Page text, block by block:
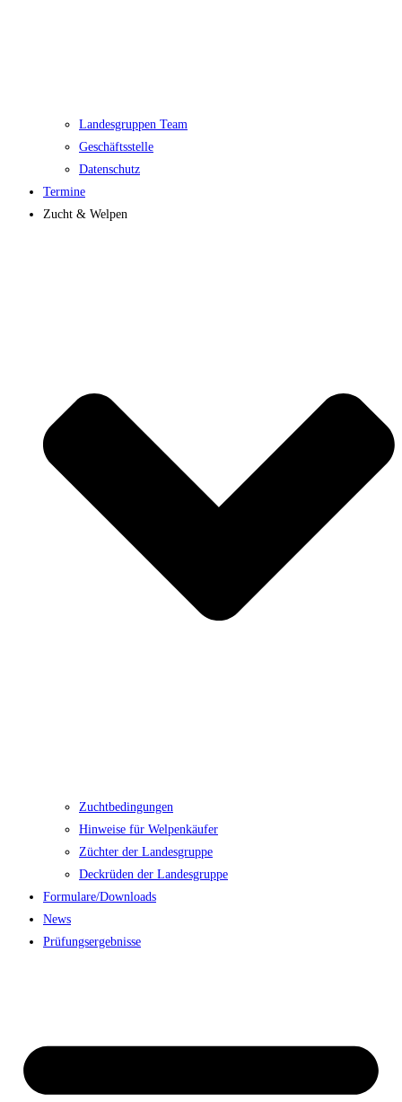
Landesgruppen Team
Geschäftsstelle
Datenschutz
Termine
Zucht & Welpen
Zuchtbedingungen
Hinweise für Welpenkäufer
Züchter der Landesgruppe
Deckrüden der Landesgruppe
Formulare/Downloads
News
Prüfungsergebnisse